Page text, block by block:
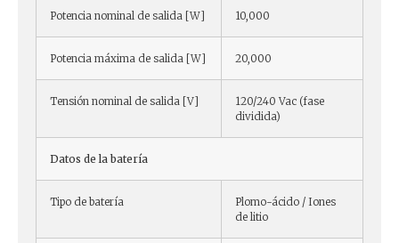
Potencia nominal de salida [W] 10,000
Potencia máxima de salida [W] 20,000
Tensión nominal de salida [V]
120/240 Vac (fase
dividida)
Datos de la batería
Tipo de batería
Plomo-ácido / Iones
de litio